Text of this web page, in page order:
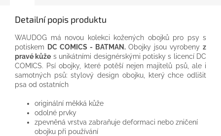
Detailní popis produktu
WAUDOG má novou kolekci kožených obojků pro psy s
potiskem
DC COMICS - BATMAN.Obojky jsou vyrobeny z
pravé kůže s unikátními designérskými potisky s licencí DC
COMICS. Psí obojky, které potěší nejen majitelů psů, ale i
samotných psů: stylový design obojku, který chce odlišit
psa od ostatních
originální měkká kůže
odolné prvky
zpevněná vrstva zabraňuje deformaci nebo zničení
obojku při používání